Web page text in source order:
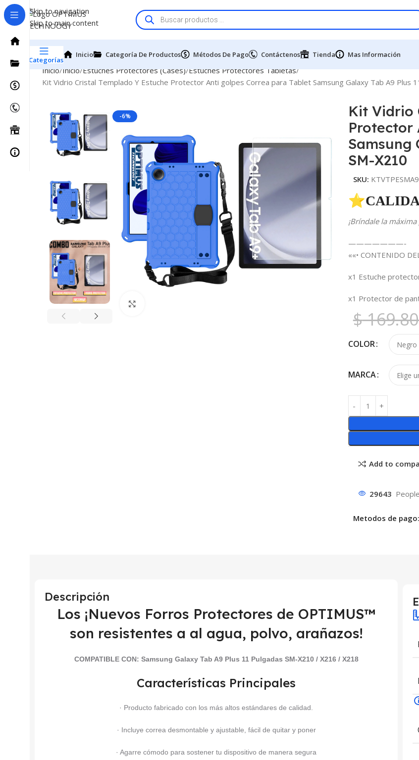
Skip to navigation
Skip to main content
Categorías
Inicio Categoría De Productos Métodos De Pago Contáctenos Tienda Mas Información
Inicio Inicio Estuches Protectores (Cases) Estuches Protectores Tabletas
Kit Vidrio Cristal Templado Y Estuche Protector Anti golpes Correa para Tablet Samsung Galaxy Tab A9 Plus
-6%
Kit Vidrio
Protector
Samsung
SM-X210
SKU:
¡Bríndale la
———————-
««• CONTENIDO
x1 Estuche
x1 Protector de
$
COLOR
MARCA
Add to
29643
Metodos de pago:
Descripción
Los ¡Nuevos Forros Protectores de OPTIMUS™
son resistentes a al agua, polvo, arañazos!
COMPATIBLE CON: Samsung Galaxy Tab A9 Plus 11 Pulgadas SM-X210 / X216 / X218
Características Principales
· Producto fabricado con los más altos estándares de calidad.
· Incluye correa desmontable y ajustable, fácil de quitar y poner
· Agarre cómodo para sostener tu dispositivo de manera segura